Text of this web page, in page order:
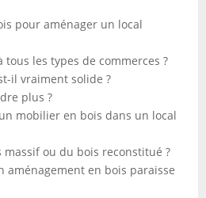
pour aménager un local
tous les types de commerces ?
il vraiment solide ?
plus ?
mobilier en bois dans un local
ou du bois reconstitué ?
aménagement en bois paraisse